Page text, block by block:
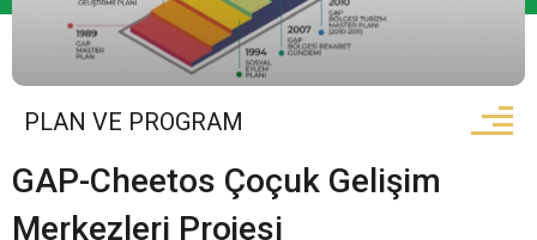
PLAN VE PROGRAM
GAP-Cheetos Çoçuk Gelişim
Merkezleri Projesi